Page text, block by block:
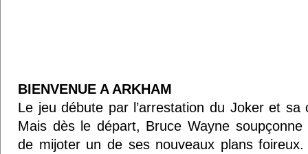
BIENVENUE A ARKHAM
Le jeu débute par l’arrestation du Joker et sa
Mais dès le départ, Bruce Wayne
de mijoter un de ses nouveaux plans